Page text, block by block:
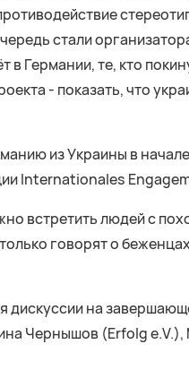
стали
в Германии, те, кто
- показать, что
из Украины в
Internationales
встретить людей с
говорят о
дискуссии на
Чернышов (Erfolg e.V.),